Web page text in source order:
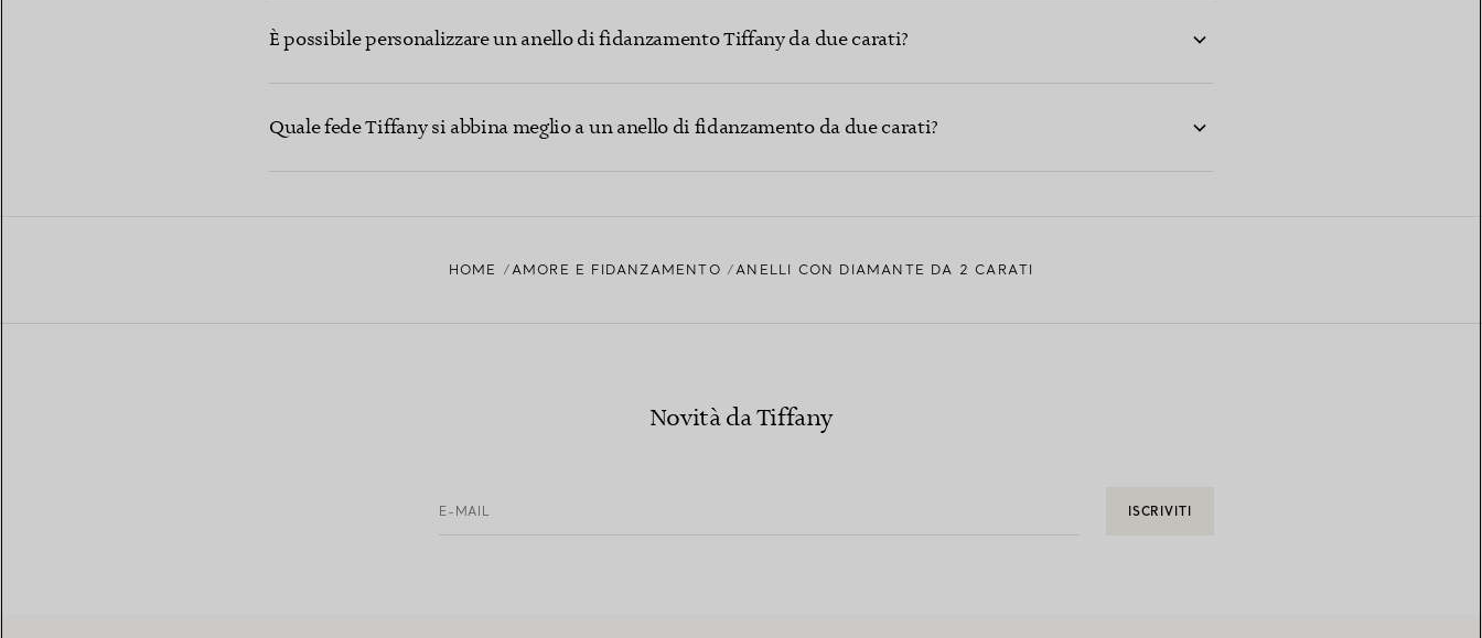
È possibile personalizzare un anello di fidanzamento Tiffany da due carati?
Quale fede Tiffany si abbina meglio a un anello di fidanzamento da due carati?
HOME AMORE E FIDANZAMENTO ANELLI CON DIAMANTE DA 2 CARATI
Novità da Tiffany
E-MAIL ISCRIVITI